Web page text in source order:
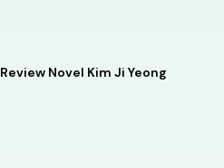
Review Novel Kim Ji Yeong